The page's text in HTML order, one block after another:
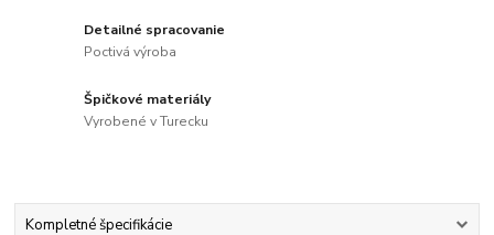
Detailné spracovanie
Poctivá výroba
Špičkové materiály
Vyrobené v Turecku
Kompletné špecifikácie